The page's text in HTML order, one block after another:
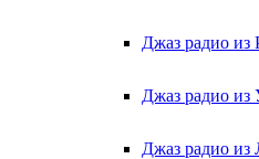
Джаз радио из
Джаз радио из
Джаз радио из